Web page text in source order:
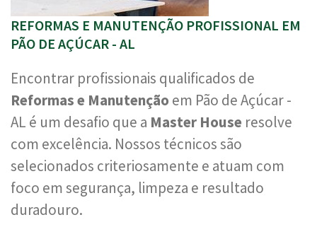
REFORMAS E MANUTENÇÃO PROFISSIONAL EM
PÃO DE AÇÚCAR - AL
Encontrar profissionais qualificados de
Reformas e Manutenção em Pão de Açúcar -
AL é um desafio que a Master House resolve
com excelência. Nossos técnicos são
selecionados criteriosamente e atuam com
foco em segurança, limpeza e resultado
duradouro.